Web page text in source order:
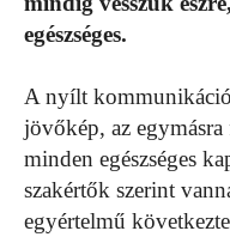
egészséges.
A nyílt
jövőkép, az
minden egészséges
szakértők szerint
egyértelmű